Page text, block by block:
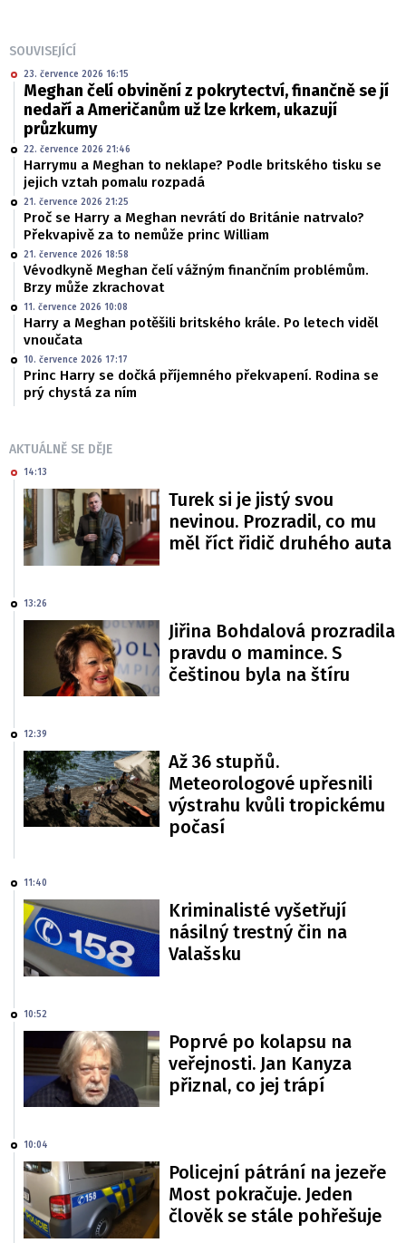
SOUVISEJÍCÍ
23. července 2026 16:15
Meghan čelí obvinění z pokrytectví, finančně se jí
nedaří a Američanům už lze krkem, ukazují
průzkumy
22. července 2026 21:46
Harrymu a Meghan to neklape? Podle britského tisku se
jejich vztah pomalu rozpadá
21. července 2026 21:25
Proč se Harry a Meghan nevrátí do Británie natrvalo?
Překvapivě za to nemůže princ William
21. července 2026 18:58
Vévodkyně Meghan čelí vážným finančním problémům.
Brzy může zkrachovat
11. července 2026 10:08
Harry a Meghan potěšili britského krále. Po letech viděl
vnoučata
10. července 2026 17:17
Princ Harry se dočká příjemného překvapení. Rodina se
prý chystá za ním
AKTUÁLNĚ SE DĚJE
14:13
Turek si je jistý svou
nevinou. Prozradil, co mu
měl říct řidič druhého auta
13:26
Jiřina Bohdalová prozradila
pravdu o mamince. S
češtinou byla na štíru
12:39
Až 36 stupňů.
Meteorologové upřesnili
výstrahu kvůli tropickému
počasí
11:40
Kriminalisté vyšetřují
násilný trestný čin na
Valašsku
10:52
Poprvé po kolapsu na
veřejnosti. Jan Kanyza
přiznal, co jej trápí
10:04
Policejní pátrání na jezeře
Most pokračuje. Jeden
člověk se stále pohřešuje